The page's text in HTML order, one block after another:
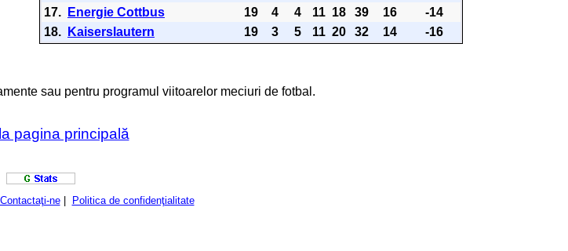
17.
Energie Cottbus 19 4 4 11 18 39 16
-14
18.
Kaiserslautern 19 3 5 11 20 32 14 -16
sau pentru programul viitoarelor meciuri de fotbal.
pagina principală
Contactaţi-ne| Politica de confidenţialitate